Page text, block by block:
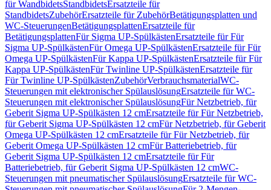
für WandbidetsStandbidetsErsatzteile für
StandbidetsZubehörErsatzteile für ZubehörBetätigungsplatten und
WC-SteuerungenBetätigungsplattenErsatzteile für
BetätigungsplattenFür Sigma UP-SpülkästenErsatzteile für Für
Sigma UP-SpülkästenFür Omega UP-SpülkästenErsatzteile für Für
Omega UP-SpülkästenFür Kappa UP-SpülkästenErsatzteile für Für
Kappa UP-SpülkästenFür Twinline UP-SpülkästenErsatzteile für
Für Twinline UP-SpülkästenZubehörVerbrauchsmaterialWC-
Steuerungen mit elektronischer SpülauslösungErsatzteile für WC-
Steuerungen mit elektronischer SpülauslösungFür Netzbetrieb, für
Geberit Sigma UP-Spülkästen 12 cmErsatzteile für Für Netzbetrieb,
für Geberit Sigma UP-Spülkästen 12 cmFür Netzbetrieb, für Geberit
Omega UP-Spülkästen 12 cmErsatzteile für Für Netzbetrieb, für
Geberit Omega UP-Spülkästen 12 cmFür Batteriebetrieb, für
Geberit Sigma UP-Spülkästen 12 cmErsatzteile für Für
Batteriebetrieb, für Geberit Sigma UP-Spülkästen 12 cmWC-
Steuerungen mit pneumatischer SpülauslösungErsatzteile für WC-